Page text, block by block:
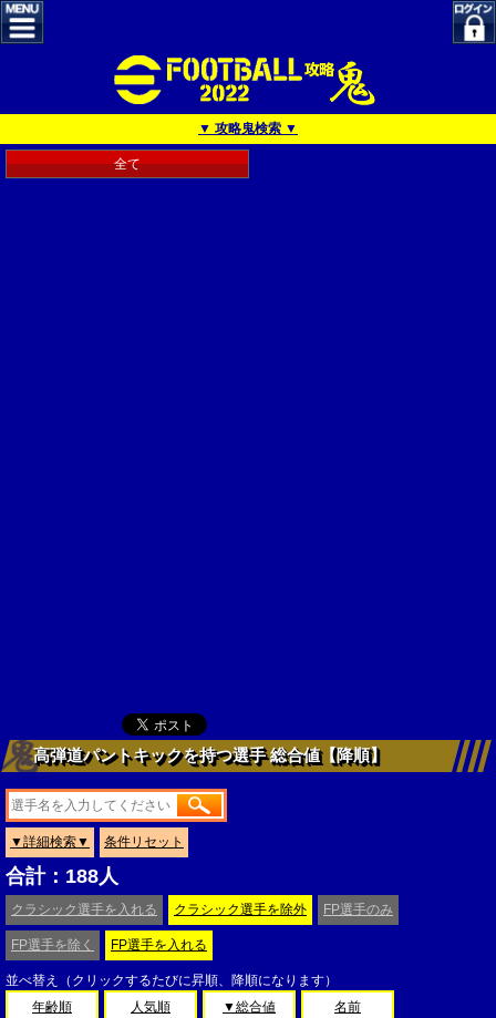
▼ 攻略鬼検索 ▼
全て
高弾道パントキックを持つ選手 総合値【降順】
▼詳細検索▼ 条件リセット
合計：188人
クラシック選手を入れる クラシック選手を除外 FP選手のみ
FP選手を除く FP選手を入れる
並べ替え（クリックするたびに昇順、降順になります）
年齢順
人気順 ▼総合値 名前